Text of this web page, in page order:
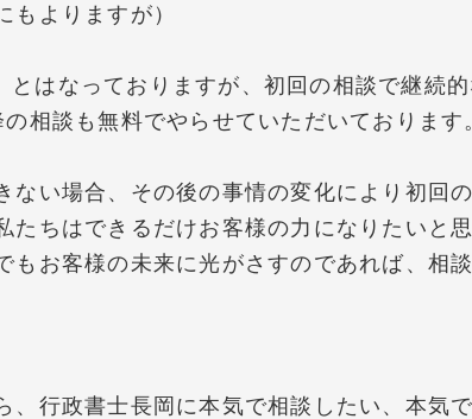
よりますが）
はなっておりますが、初回の相談で継続的
相談も無料でやらせていただいております
い場合、その後の事情の変化により初回
ちはできるだけお客様の力になりたいと
もお客様の未来に光がさすのであれば、相
行政書士長岡に本気で相談したい、本気